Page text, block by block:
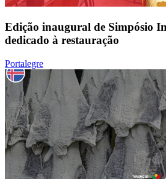
Edição inaugural de Simpósio
dedicado à restauração
Portalegre